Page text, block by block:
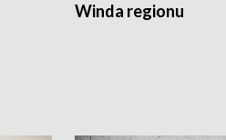
Winda regionu